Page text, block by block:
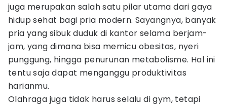
juga merupakan salah satu pilar utama dari gaya
hidup sehat bagi pria modern. Sayangnya, banyak
pria yang sibuk duduk di kantor selama berjam-
jam, yang dimana bisa memicu obesitas, nyeri
punggung, hingga penurunan metabolisme. Hal ini
tentu saja dapat menganggu produktivitas
harianmu.
Olahraga juga tidak harus selalu di gym, tetapi